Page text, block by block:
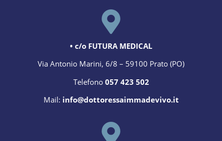
• c/o FUTURA MEDICAL
Via Antonio Marini, 6/8 – 59100 Prato (PO)
Telefono 057 423 502
Mail: info@dottoressaimmadevivo.it